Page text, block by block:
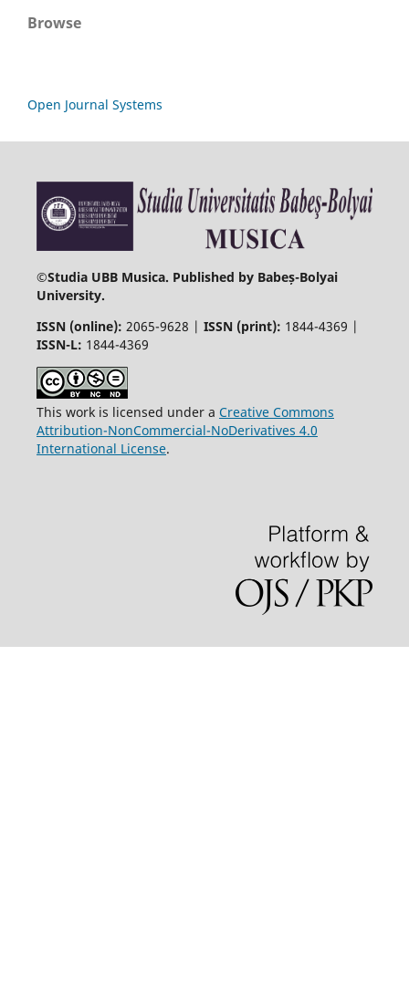
Browse
Open Journal Systems
©Studia UBB Musica. Published by Babeș-Bolyai
University.
ISSN (online): 2065-9628 | ISSN (print): 1844-4369 |
ISSN-L: 1844-4369
This work is licensed under a Creative Commons
Attribution-NonCommercial-NoDerivatives 4.0
International License.